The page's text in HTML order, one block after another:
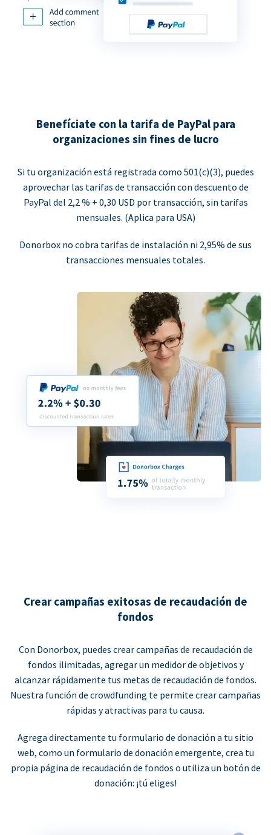
Benefíciate con la tarifa de PayPal para
organizaciones sin fines de lucro
Si tu organización está registrada como 501(c)(3), puedes
aprovechar las tarifas de transacción con descuento de
PayPal del 2,2 % + 0,30 USD por transacción, sin tarifas
mensuales. (Aplica para USA)
Donorbox no cobra tarifas de instalación ni 2,95% de sus
transacciones mensuales totales.
Crear campañas exitosas de recaudación de
fondos
Con Donorbox, puedes crear campañas de recaudación de
fondos ilimitadas, agregar un medidor de objetivos y
alcanzar rápidamente tus metas de recaudación de fondos.
Nuestra función de crowdfunding te permite crear campañas
rápidas y atractivas para tu causa.
Agrega directamente tu formulario de donación a tu sitio
web, como un formulario de donación emergente, crea tu
propia página de recaudación de fondos o utiliza un botón de
donación: ¡tú eliges!